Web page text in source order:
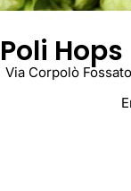
Poli Hops
Via Corpolò